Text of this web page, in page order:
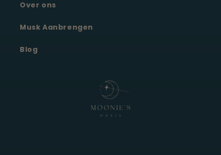
Over ons
Musk Aanbrengen
Blog